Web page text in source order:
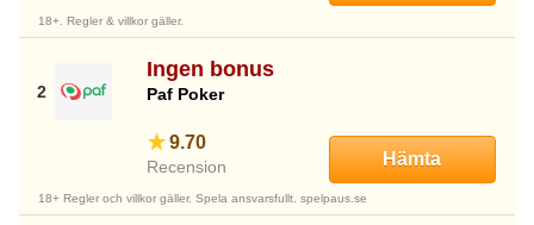
18+. Regler & villkor gäller.
Ingen bonus
Paf Poker
9.70
Recension Hämta
18+ Regler och villkor gäller. Spela ansvarsfullt. spelpaus.se